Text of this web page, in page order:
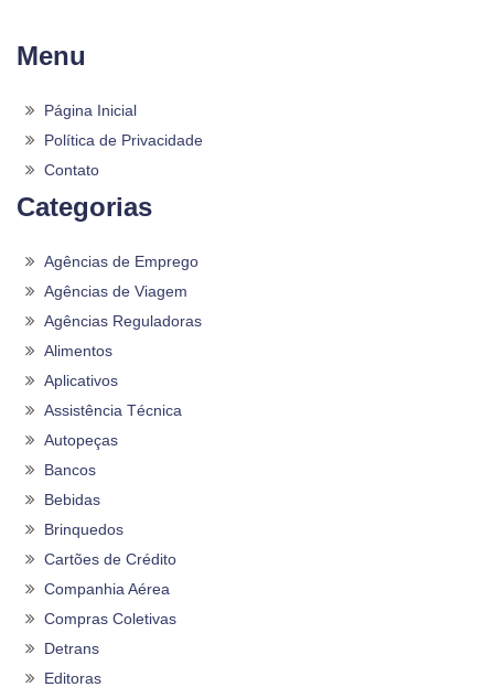
Menu
Página Inicial
Política de Privacidade
Contato
Categorias
Agências de Emprego
Agências de Viagem
Agências Reguladoras
Alimentos
Aplicativos
Assistência Técnica
Autopeças
Bancos
Bebidas
Brinquedos
Cartões de Crédito
Companhia Aérea
Compras Coletivas
Detrans
Editoras